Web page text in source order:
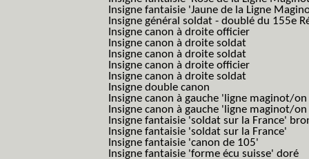
Insigne fantaisie 'Jaune de la Ligne
Insigne général soldat - doublé du 155e
Insigne canon à droite officier
Insigne canon à droite soldat
Insigne canon à droite soldat
Insigne canon à droite officier
Insigne canon à droite soldat
Insigne double canon
Insigne canon à gauche 'ligne maginot/
Insigne canon à gauche 'ligne maginot/
Insigne fantaisie 'soldat sur la France'
Insigne fantaisie 'soldat sur la France'
Insigne fantaisie 'canon de 105'
Insigne fantaisie 'forme écu suisse' doré